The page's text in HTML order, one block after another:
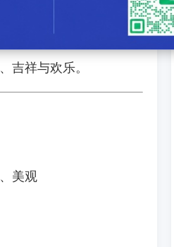
氛围。
吉祥与欢乐。
美观